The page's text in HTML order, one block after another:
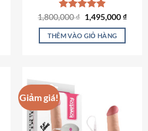
Được xếp
hạng4.89
5 sao
1,800,000₫ Giá
gốc
là:
1,800,000 ₫.
1,495,000₫Giá
THÊM VÀO GIỎ HÀNG
Giảm giá!